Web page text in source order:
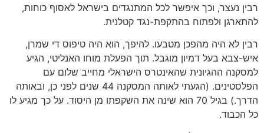
רבין נעצר, וכך איפשר לכל המתנגדים בישראל לאסוף כוחות,
להתארגן ולפתוח בהתקפת-נגד קטלנית.
רבין לא היה מהפכן מטבעו. להיפך, הוא היה טיפוס די שמרן,
איש-צבא בעל דמיון מוגבל. תוך הפעלת מוחו האנליטי, הגיע
למסקנה ההגיונית שהאינטרס הישראלי מחייב שלום עם
הפלסטינים. (הגעתי לאותה המסקנה 44 שנים לפני כן, ובאותה
הדרך.) בגיל 70 הוא שינה את השקפתו מן היסוד. על כך מגיע לו
כל הכבוד.